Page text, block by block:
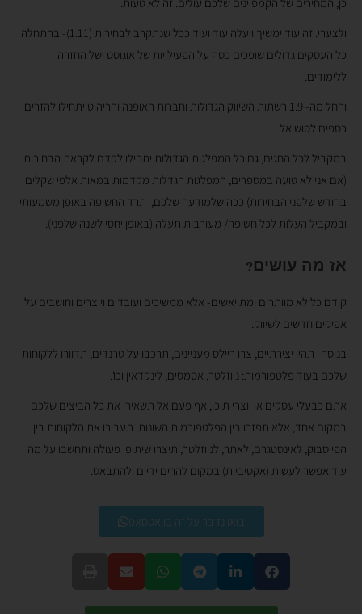
ולצערי. זה עוד ימשיך ויעלה עוד ועוד ככל שנתקרב לבחירות (1.11)- בהתחלה
כל העסקים גדולים שופכים כסף על הפעילויות של אוגוסט ושל החזרה
ללימודים.
והחל מה- 1.9 רשתות השיווק הגדולות וחברות האופנה והריהוט יתחילו להזרים
כספים לסושיאל
במקביל לכל החגים, גם כל המפלגות הגדולות יתחילו לקדם לקראת הבחירות
(אם אני לא טועה במספרים, המפלגות הגדלות מקדמות במאות אלפי שקלים
בחודש שלפני הבחירות) ככה שלמודעה שלכם, תרד החשיפה באופן משמעותי
ובמקביל העלות לכל חשיפה/ מעורבות תעלה (באופן יחסי לשנה שלפני).
אז מה עושים?
קודם כל לא מוותרים ומתייאשים- אלא ממשיכים ועובדים ויוצרים וחושבים על
אפיקים חדשים לשיווק.
בנוסף- תהיו יצירתיים, צרו ריילס מעניינים, תרכבו על טרנדים, תדוורו ללקוחות
שלכם בעוד פלטפורמות: ניוזלטר, אסמסים, לינקדאין וכו'.
אתם כבעלי עסקים או יוצרי תוכן, אף פעם אל תשאירו את כל הביצים שלכם
במקום אחד, אלא תפזרו בין הפלטפורמות השונות. תעבירו את הלקוחות בין
הפייסבוק, לאינסטגרם, לאתר, לניוזלטר, תיצרו שיתופי פעולה ותחשבו על מה
עוד אפשר לעשות (אקטיביות) במקום להרים ידיים ולהתבאס.
בואו נדבר על זה בוואטסאפ